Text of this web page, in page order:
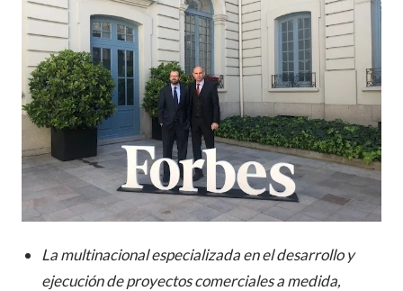
La multinacional especializada en el desarrollo y
ejecución de proyectos comerciales a medida,